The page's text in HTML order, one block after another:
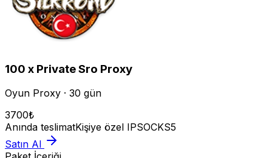
100 x Private Sro Proxy
Oyun Proxy · 30 gün
3700₺
Anında teslimatKişiye özel IPSOCKS5
Satın Al